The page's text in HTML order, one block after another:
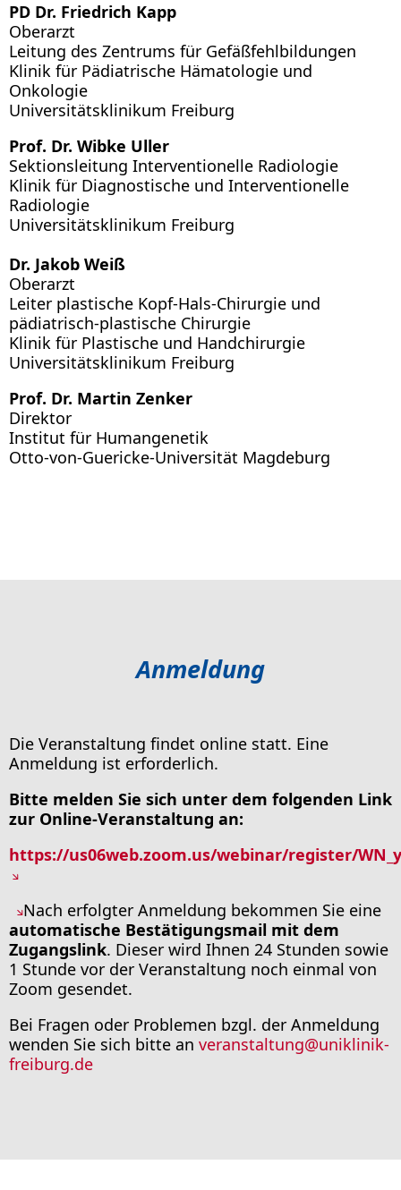
PD Dr. Friedrich Kapp
Oberarzt
Leitung des Zentrums für Gefäßfehlbildungen
Klinik für Pädiatrische Hämatologie und
Onkologie
Universitätsklinikum Freiburg
Prof. Dr. Wibke Uller
Sektionsleitung Interventionelle Radiologie
Klinik für Diagnostische und Interventionelle
Radiologie
Universitätsklinikum Freiburg
Dr. Jakob Weiß
Oberarzt
Leiter plastische Kopf-Hals-Chirurgie und
pädiatrisch-plastische Chirurgie
Klinik für Plastische und Handchirurgie
Universitätsklinikum Freiburg
Prof. Dr. Martin Zenker
Direktor
Institut für Humangenetik
Otto-von-Guericke-Universität Magdeburg
Anmeldung
Die Veranstaltung findet online statt. Eine
Anmeldung ist erforderlich.
Bitte melden Sie sich unter dem folgenden Link
zur Online-Veranstaltung an:
https://us06web.zoom.us/webinar/register/
Nach erfolgter Anmeldung bekommen Sie eine
automatische Bestätigungsmail mit dem
Zugangslink. Dieser wird Ihnen 24 Stunden sowie
1 Stunde vor der Veranstaltung noch einmal von
Zoom gesendet.
Bei Fragen oder Problemen bzgl. der Anmeldung
wenden Sie sich bitte an veranstaltung@uniklinik-
freiburg.de